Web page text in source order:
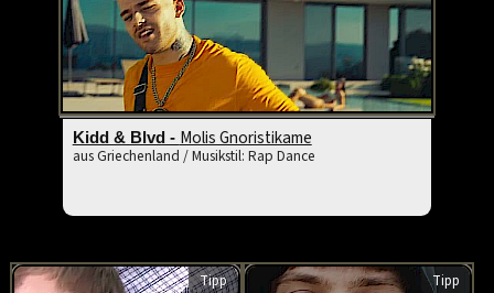
Kidd & Blvd - Molis Gnoristikame
aus Griechenland / Musikstil: Rap Dance
Tipp Tipp